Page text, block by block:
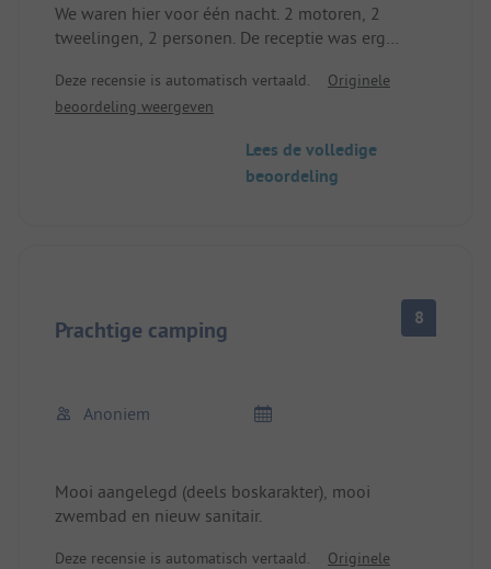
We waren hier voor één nacht. 2 motoren, 2
tweelingen, 2 personen. De receptie was erg
een staanplaats zonder steom, ver van de weg,
dus het was erg rustig. Later kregen we een
een redelijke prijs. Het sanitair was prima, maar
uniseks. We vonden het hier leuk.
Deze recensie is automatisch vertaald.
Originele
beoordeling weergeven
Lees de volledige
beoordeling
Prachtige camping 8
Anoniem
Mooi aangelegd (deels boskarakter), mooi
zwembad en nieuw sanitair.
Deze recensie is automatisch vertaald.
Originele